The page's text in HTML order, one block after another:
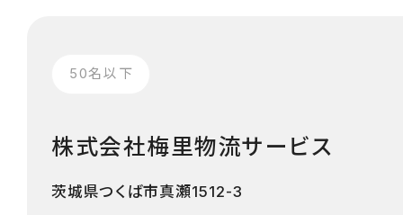
50名以下
株式会社梅里物流サービス
茨城県つくば市真瀬1512-3